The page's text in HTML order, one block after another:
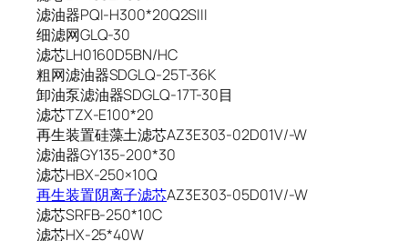
滤油器PQI-H300*20Q2SIII
细滤网GLQ-30
滤芯LH0160D5BN/HC
粗网滤油器SDGLQ-25T-36K
卸油泵滤油器SDGLQ-17T-30目
滤芯TZX-E100*20
再生装置硅藻土滤芯AZ3E303-02D01V/-W
滤油器GY135-200*30
滤芯HBX-250×10Q
再生装置阴离子滤芯AZ3E303-05D01V/-W
滤芯SRFB-250*10C
滤芯HX-25*40W